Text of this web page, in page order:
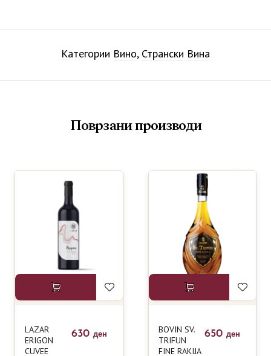
Категории Вино, Странски Вина
Поврзани производи
LAZAR
ERIGON
CUVEE
630 ден
BOVIN SV.
TRIFUN
FINE RAKIJA
650 ден